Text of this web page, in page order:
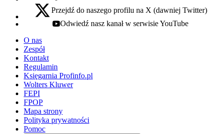
x - otwiera się w nowej karcie
Przejdź do naszego profilu na X (dawniej Twitter)
youtube - otwiera się w nowej karcie
Odwiedź nasz kanał w serwisie YouTube
O nas
Zespół
Kontakt
Regulamin
Księgarnia Profinfo.pl
Wolters Kluwer
FEPI
FPOP
Mapa strony
Polityka prywatności
Pomoc